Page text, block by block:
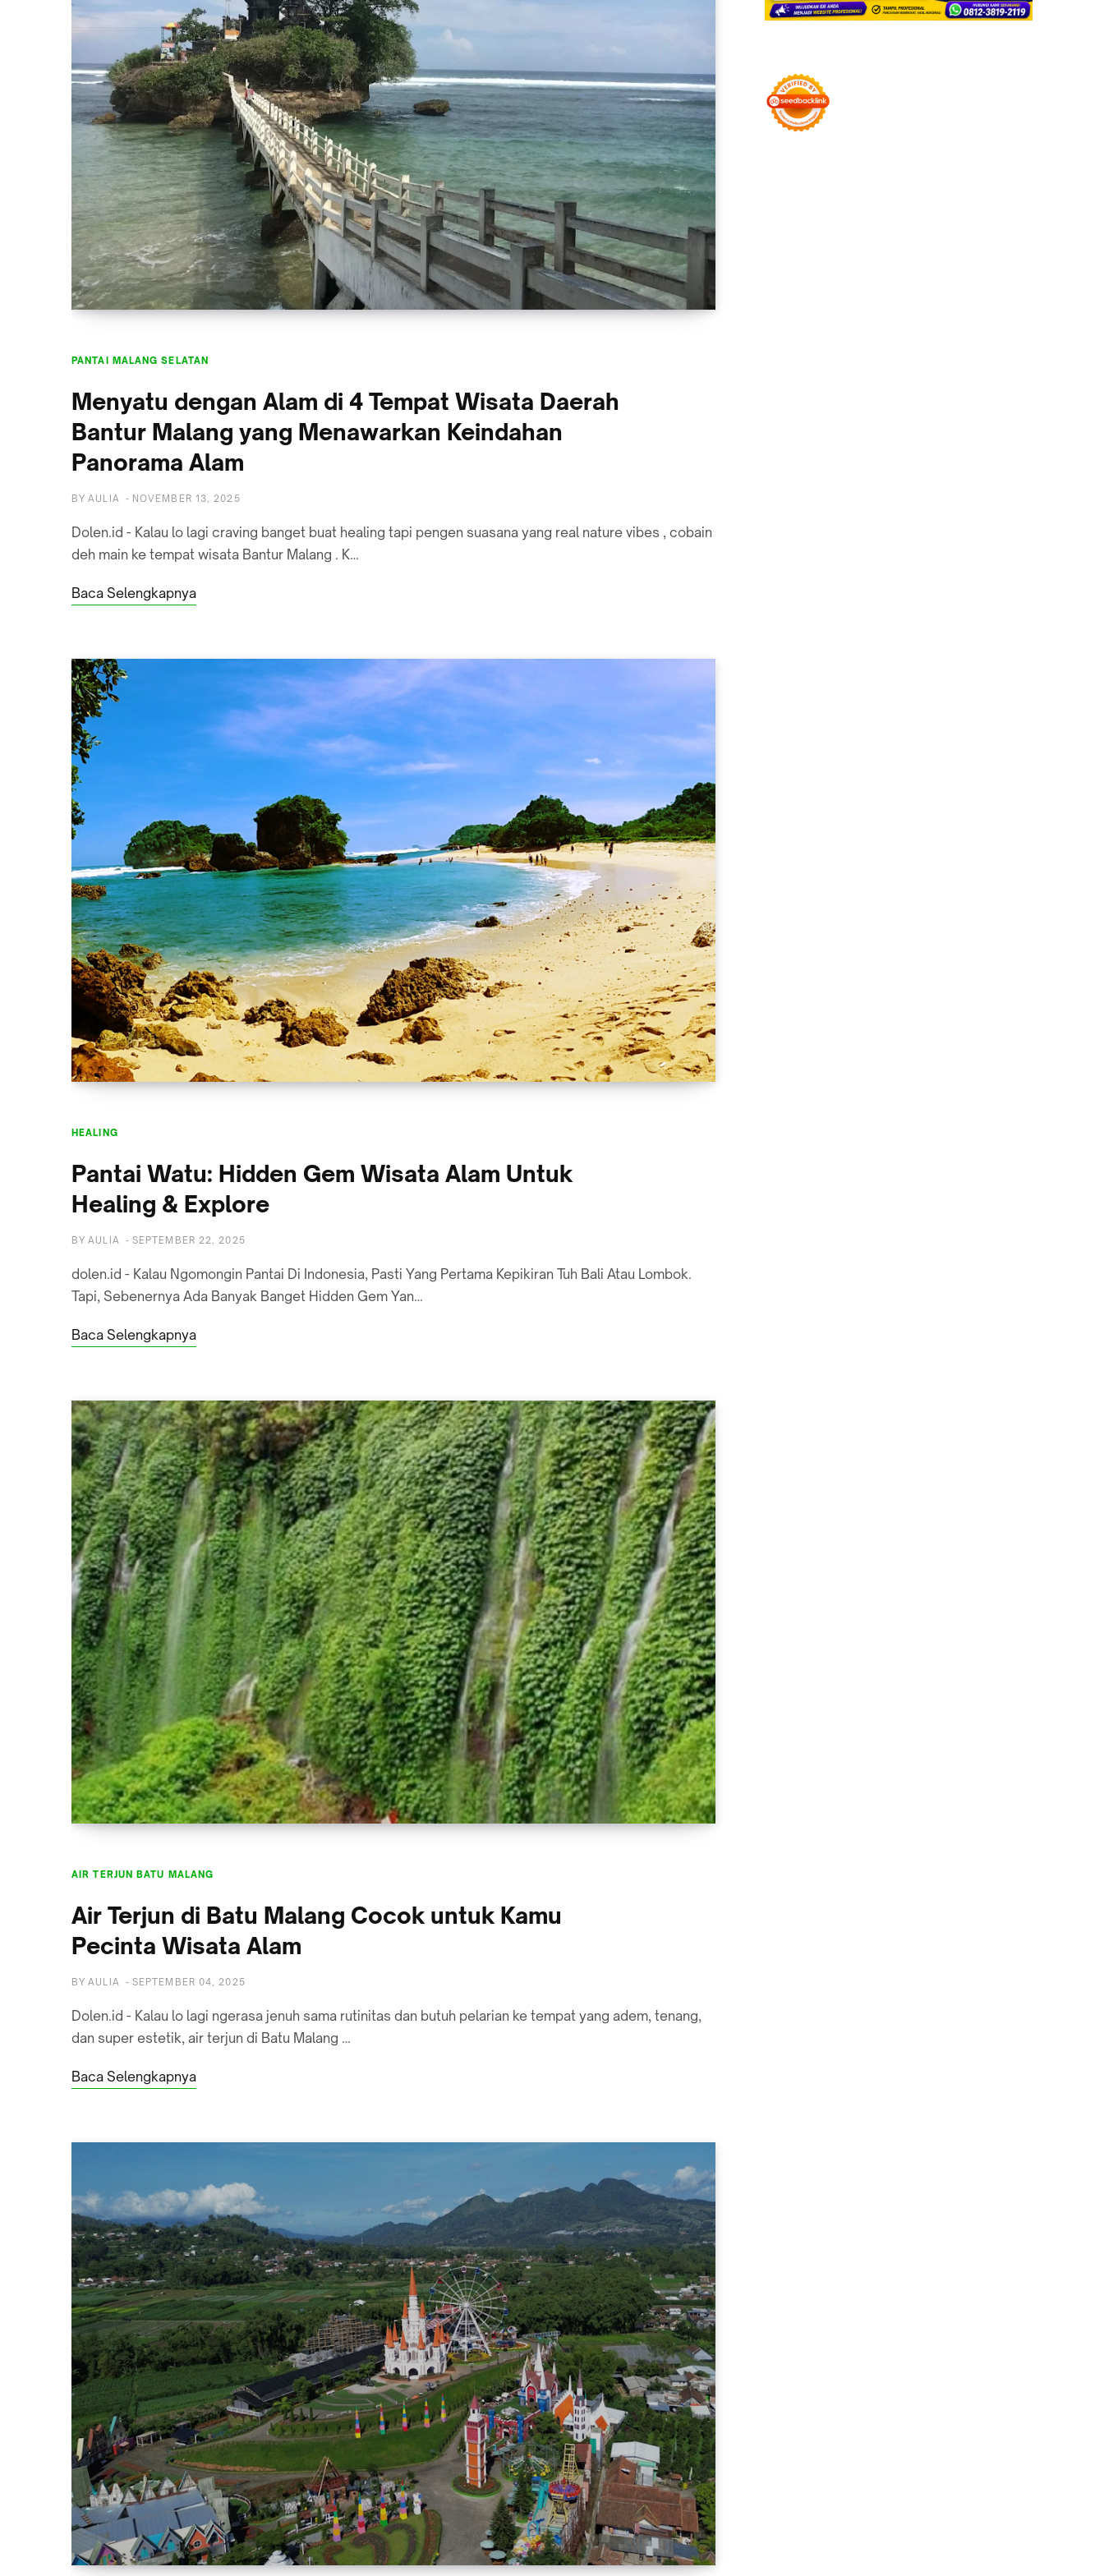
PANTAI MALANG SELATAN
Menyatu dengan Alam di 4 Tempat Wisata Daerah
Bantur Malang yang Menawarkan Keindahan
Panorama Alam
BY AULIA - NOVEMBER 13, 2025
Dolen.id - Kalau lo lagi craving banget buat healing tapi pengen suasana yang real nature vibes , cobain
deh main ke tempat wisata Bantur Malang . K…
Baca Selengkapnya
HEALING
Pantai Watu: Hidden Gem Wisata Alam Untuk
Healing & Explore
BY AULIA - SEPTEMBER 22, 2025
dolen.id - Kalau Ngomongin Pantai Di Indonesia, Pasti Yang Pertama Kepikiran Tuh Bali Atau Lombok.
Tapi, Sebenernya Ada Banyak Banget Hidden Gem Yan…
Baca Selengkapnya
AIR TERJUN BATU MALANG
Air Terjun di Batu Malang Cocok untuk Kamu
Pecinta Wisata Alam
BY AULIA - SEPTEMBER 04, 2025
Dolen.id - Kalau lo lagi ngerasa jenuh sama rutinitas dan butuh pelarian ke tempat yang adem, tenang,
dan super estetik, air terjun di Batu Malang …
Baca Selengkapnya